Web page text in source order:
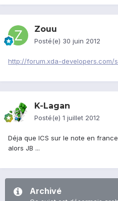
Zouu
Posté(e) 30 juin 2012
http://forum.xda-developers.com/
K-Lagan
Posté(e) 1 juillet 2012
Déja que ICS sur le note en
alors JB ...
Archivé